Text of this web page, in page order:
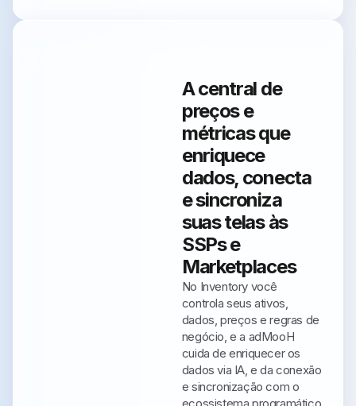
A central de
preços e
métricas que
enriquece
dados, conecta
e sincroniza
suas telas às
SSPs e
Marketplaces
No Inventory você
controla seus ativos,
dados, preços e regras de
negócio, e a adMooH
cuida de enriquecer os
dados via IA, e da conexão
e sincronização com o
ecossistema programático